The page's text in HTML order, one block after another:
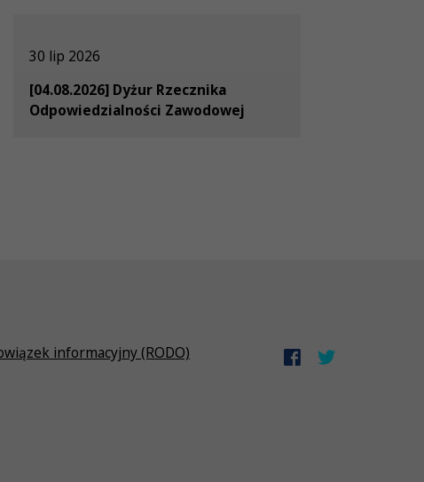
30 lip 2026
[04.08.2026] Dyżur Rzecznika
Odpowiedzialności Zawodowej
informacyjny (RODO)